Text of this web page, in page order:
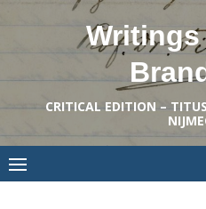
CRITICAL EDITION –